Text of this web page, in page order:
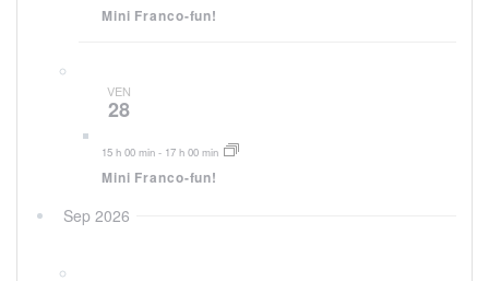
Mini Franco-fun!
VEN
28
15 h 00 min - 17 h 00 min
Mini Franco-fun!
Sep 2026